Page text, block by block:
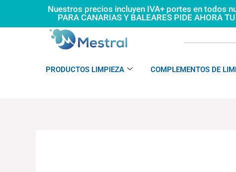
Nuestros precios incluyen IVA+ portes en todos
PARA CANARIAS Y BALEARES PIDE AHORA
PRODUCTOS LIMPIEZA COMPLEMENTOS DE